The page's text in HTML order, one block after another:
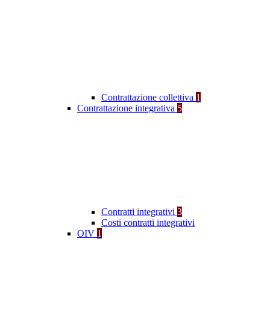
Contrattazione collettiva 1
Contrattazione integrativa 5
Contratti integrativi 3
Costi contratti integrativi
OIV 1